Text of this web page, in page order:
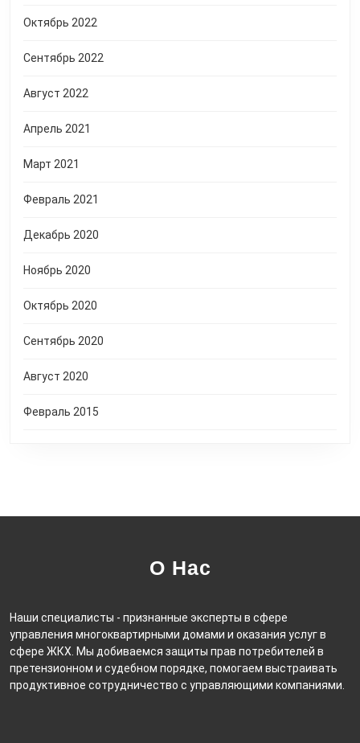
Октябрь 2022
Сентябрь 2022
Август 2022
Апрель 2021
Март 2021
Февраль 2021
Декабрь 2020
Ноябрь 2020
Октябрь 2020
Сентябрь 2020
Август 2020
Февраль 2015
О Нас
Наши специалисты - признанные эксперты в сфере
управления многоквартирными домами и оказания услуг в
сфере ЖКХ. Мы добиваемся защиты прав потребителей в
претензионном и судебном порядке, помогаем выстраивать
продуктивное сотрудничество с управляющими компаниями.